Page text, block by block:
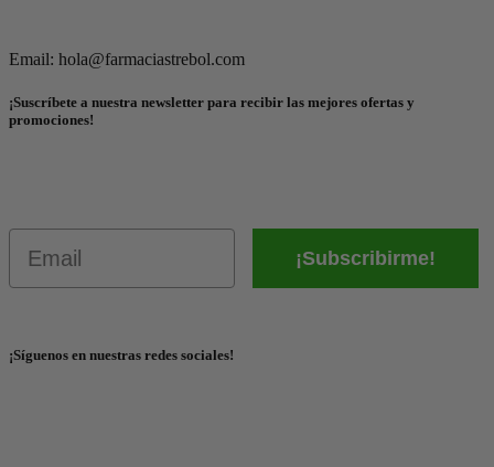
Email: hola@farmaciastrebol.com
¡Suscríbete a nuestra newsletter para recibir las mejores ofertas y
promociones!
¡Subscribirme!
¡Síguenos en nuestras redes sociales!